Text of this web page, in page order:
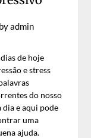
byadmin
de hoje
e stress
do nosso
dia e aqui pode
uma
ajuda.